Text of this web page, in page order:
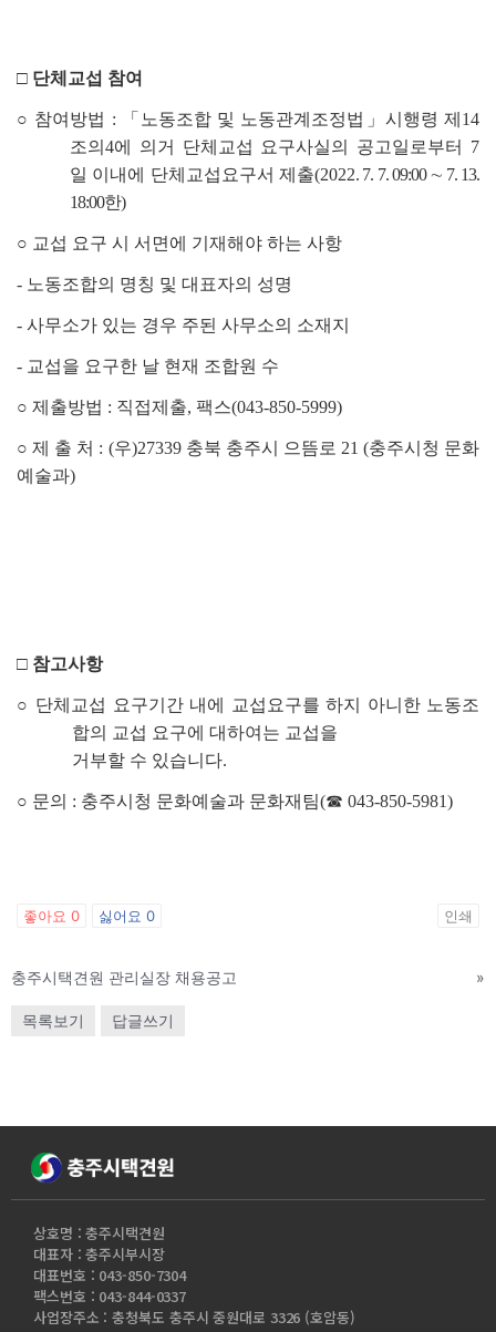
□ 단체교섭 참여
○ 참여방법 : 「 노동조합 및 노동관계조정법 」 시행령 제 14
조의4에 의거 단체교섭 요구사실의 공고일로부터 7
일 이내에 단체교섭요구서 제출(2022. 7. 7. 09:00∼ 7. 13.
18:00한)
○ 교섭 요구 시 서면에 기재해야 하는 사항
- 노동조합의 명칭 및 대표자의 성명
- 사무소가 있는 경우 주된 사무소의 소재지
- 교섭을 요구한 날 현재 조합원 수
○ 제출방법 : 직접제출, 팩스(043-850-5999)
○제 출 처 : (우)27339 충북 충주시 으뜸로 21 (충주시청 문화
예술과)
□ 참고사항
○ 단체교섭 요구기간 내에 교섭요구를 하지 아니한 노동조
합의 교섭 요구에 대하여는 교섭을
거부할 수 있습니다.
○ 문의 : 충주시청 문화예술과 문화재팀(☎ 043-850-5981)
좋아요 0 싫어요 0 인쇄
충주시택견원 관리실장 채용공고 »
목록보기 답글쓰기
상호명 : 충주시택견원
대표자 : 충주시부시장
대표번호 : 043-850-7304
팩스번호 : 043-844-0337
사업장주소 : 충청북도 충주시 중원대로 3326 (호암동)